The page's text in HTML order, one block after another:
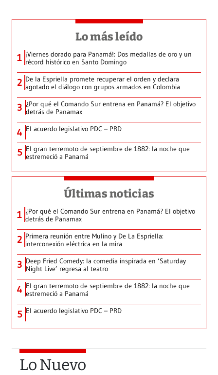
Lo más leído
1 ¡Viernes dorado para Panamá!: Dos medallas de oro y un
récord histórico en Santo Domingo
2 De la Espriella promete recuperar el orden y declara
agotado el diálogo con grupos armados en Colombia
3 ¿Por qué el Comando Sur entrena en Panamá? El objetivo
detrás de Panamax
4 El acuerdo legislativo PDC – PRD
5 El gran terremoto de septiembre de 1882: la noche que
estremeció a Panamá
Últimas noticias
1 ¿Por qué el Comando Sur entrena en Panamá? El objetivo
detrás de Panamax
2 Primera reunión entre Mulino y De La Espriella:
interconexión eléctrica en la mira
3 Deep Fried Comedy: la comedia inspirada en ‘Saturday
Night Live’ regresa al teatro
4 El gran terremoto de septiembre de 1882: la noche que
estremeció a Panamá
5 El acuerdo legislativo PDC – PRD
Lo Nuevo